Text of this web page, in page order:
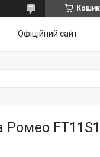
Кошик
Офіційний сайт